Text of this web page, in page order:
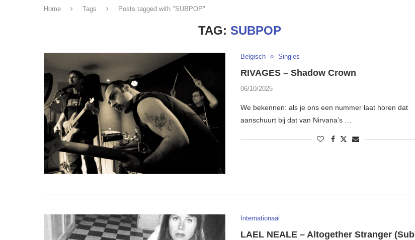
Home Tags Posts tagged with "SUBPOP"
TAG: SUBPOP
Belgisch Singles
RIVAGES – Shadow Crown
06/10/2025
We bekennen: als je ons een nummer laat horen dat
aanschuurt bij dat van Nirvana’s …
Internationaal
LAEL NEALE – Altogether Stranger (Sub